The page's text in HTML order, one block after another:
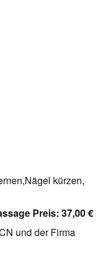
kürzen,
Preis: 37,00 €
und der Firma